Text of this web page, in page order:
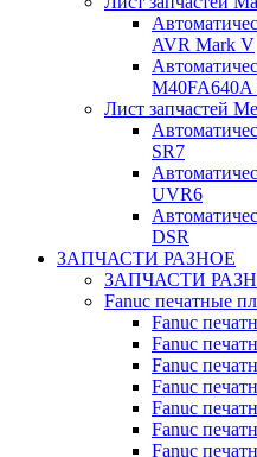
AVR Mark V
M40FA640A
Лист запчастей
SR7
UVR6
DSR
ЗАПЧАСТИ РАЗНОЕ
ЗАПЧАСТИ
Fanuc печатные
Fanuc
Fanuc
Fanuc
Fanuc
Fanuc
Fanuc
Fanuc